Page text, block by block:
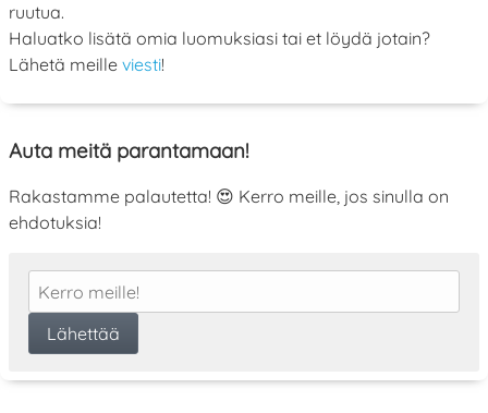
ruutua.
Haluatko lisätä omia luomuksiasi tai et löydä jotain?
Lähetä meille viesti!
Auta meitä parantamaan!
Rakastamme palautetta! 😍 Kerro meille, jos sinulla on
ehdotuksia!